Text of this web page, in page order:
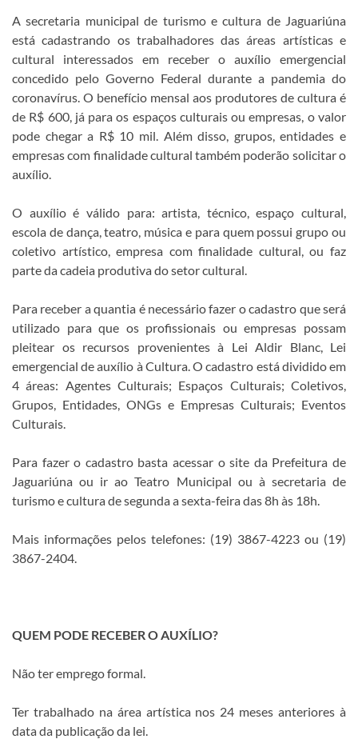
A secretaria municipal de turismo e cultura de Jaguariúna
está cadastrando os trabalhadores das áreas artísticas e
cultural interessados em receber o auxílio emergencial
concedido pelo Governo Federal durante a pandemia do
coronavírus. O benefício mensal aos produtores de cultura é
de R$ 600, já para os espaços culturais ou empresas, o valor
pode chegar a R$ 10 mil. Além disso, grupos, entidades e
empresas com finalidade cultural também poderão solicitar o
auxílio.
O auxílio é válido para: artista, técnico, espaço cultural,
escola de dança, teatro, música e para quem possui grupo ou
coletivo artístico, empresa com finalidade cultural, ou faz
parte da cadeia produtiva do setor cultural.
Para receber a quantia é necessário fazer o cadastro que será
utilizado para que os profissionais ou empresas possam
pleitear os recursos provenientes à Lei Aldir Blanc, Lei
emergencial de auxílio à Cultura. O cadastro está dividido em
4 áreas: Agentes Culturais; Espaços Culturais; Coletivos,
Grupos, Entidades, ONGs e Empresas Culturais; Eventos
Culturais.
Para fazer o cadastro basta acessar o site da Prefeitura de
Jaguariúna ou ir ao Teatro Municipal ou à secretaria de
turismo e cultura de segunda a sexta-feira das 8h às 18h.
Mais informações pelos telefones: (19) 3867-4223 ou (19)
3867-2404.
QUEM PODE RECEBER O AUXÍLIO?
Não ter emprego formal.
Ter trabalhado na área artística nos 24 meses anteriores à
data da publicação da lei.